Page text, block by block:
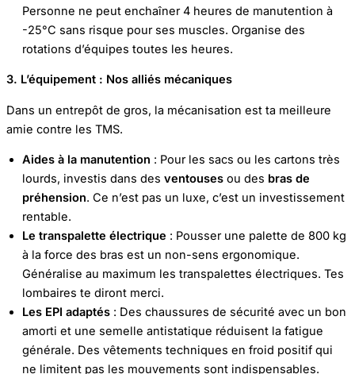
Personne ne peut enchaîner 4 heures de manutention à
-25°C sans risque pour ses muscles. Organise des
rotations d’équipes toutes les heures.
3. L’équipement : Nos alliés mécaniques
Dans un entrepôt de gros, la mécanisation est ta meilleure
amie contre les TMS.
Aides à la manutention : Pour les sacs ou les cartons très
lourds, investis dans des ventouses ou des bras de
préhension. Ce n’est pas un luxe, c’est un investissement
rentable.
Le transpalette électrique : Pousser une palette de 800 kg
à la force des bras est un non-sens ergonomique.
Généralise au maximum les transpalettes électriques. Tes
lombaires te diront merci.
Les EPI adaptés : Des chaussures de sécurité avec un bon
amorti et une semelle antistatique réduisent la fatigue
générale. Des vêtements techniques en froid positif qui
ne limitent pas les mouvements sont indispensables.